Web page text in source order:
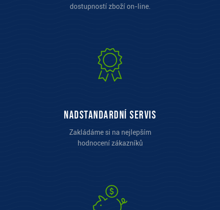
dostupností zboží on-line.
Nadstandardní servis
Zakládáme si na nejlepším
hodnocení zákazníků